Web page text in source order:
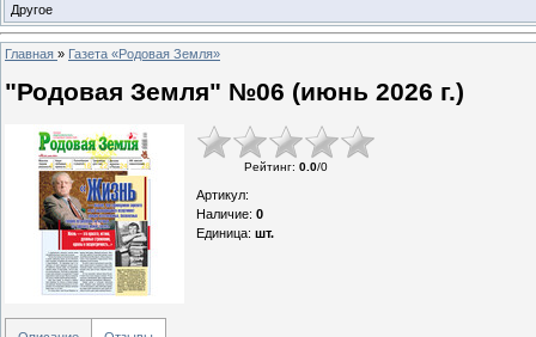
Другое
Главная » Газета «Родовая Земля»
"Родовая Земля" №06 (июнь 2026 г.)
Рейтинг: 0.0/0
Артикул:
Наличие: 0
Единица: шт.